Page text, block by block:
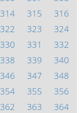
314 315
316
322 323
324
330 331
332
338 339
340
346 347
348
354 355
356
362 363
364